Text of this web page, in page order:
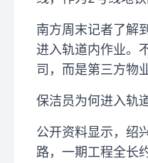
南方周末记者了解
进入轨道内作业。
司，而是第三方物业
保洁员为何进入轨
公开资料显示，绍
路，一期工程全长